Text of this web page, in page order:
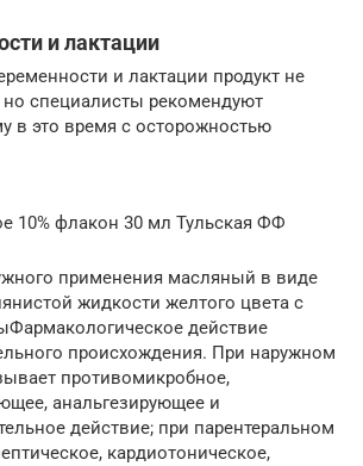
и лактации
и лактации продукт не
но специалисты рекомендуют
в это время с осторожностью
10% флакон 30 мл Тульская ФФ
применения масляный в виде
жидкости желтого цвета с
действие
происхождения. При наружном
противомикробное,
анальгезирующее и
действие; при парентеральном
кардиотоническое,